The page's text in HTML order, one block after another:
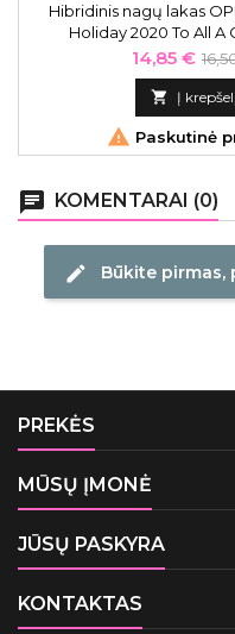
Hibridinis nagų lakas
Holiday 2020 To All A
OPIISHRM46,
Kaina
14,85 €
 Į
 Paskutinė
chat KOMENTARAI (0)
edit Būkite pirmas,
PREKĖS
MŪSŲ ĮMONĖ
JŪSŲ PASKYRA
KONTAKTAS